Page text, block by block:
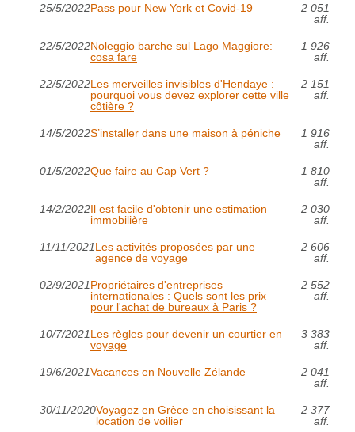
25/5/2022Pass pour New York et Covid-19
2 051
aff.
22/5/2022Noleggio barche sul Lago Maggiore:
cosa fare
1 926
aff.
22/5/2022Les merveilles invisibles d'Hendaye :
pourquoi vous devez explorer cette ville
côtière ?
2 151
aff.
14/5/2022S’installer dans une maison à péniche
1 916
aff.
01/5/2022Que faire au Cap Vert ?
1 810
aff.
14/2/2022Il est facile d'obtenir une estimation
immobilière
2 030
aff.
11/11/2021Les activités proposées par une
agence de voyage
2 606
aff.
02/9/2021Propriétaires d'entreprises
internationales : Quels sont les prix
pour l'achat de bureaux à Paris ?
2 552
aff.
10/7/2021Les règles pour devenir un courtier en
voyage
3 383
aff.
19/6/2021Vacances en Nouvelle Zélande
2 041
aff.
30/11/2020Voyagez en Grèce en choisissant la
location de voilier
2 377
aff.